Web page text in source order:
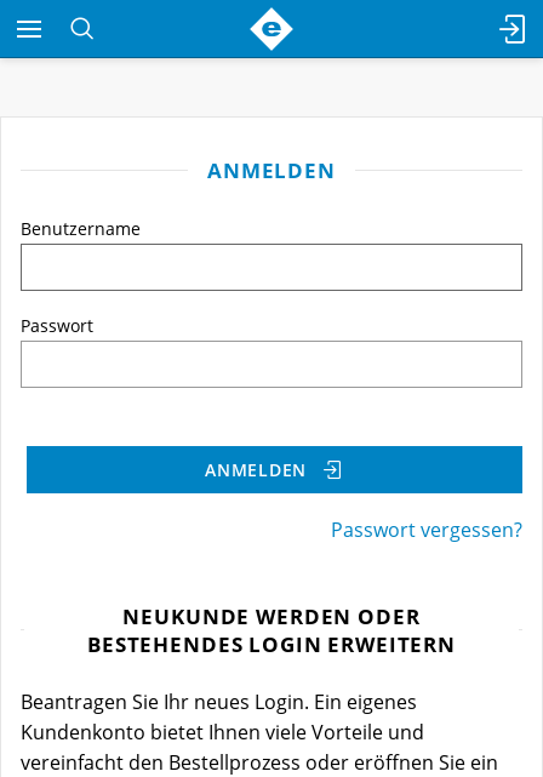
ANMELDEN
Benutzername
Passwort
ANMELDEN
Passwort vergessen?
NEUKUNDE WERDEN ODER
BESTEHENDES LOGIN ERWEITERN
Beantragen Sie Ihr neues Login. Ein eigenes
Kundenkonto bietet Ihnen viele Vorteile und
vereinfacht den Bestellprozess oder eröffnen Sie ein